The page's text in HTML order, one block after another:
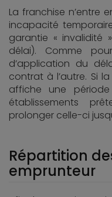
La franchise n’entre
incapacité
garantie « invalidité
délai). Comme
d’application du
contrat à l’autre. Si
affiche une
établissements
prolonger celle-ci
Répartition
emprunteur